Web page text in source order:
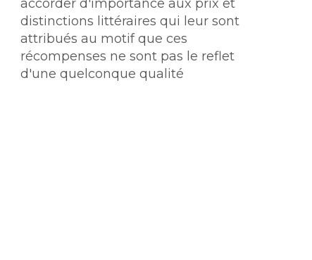
accorder d'importance aux prix et
distinctions littéraires qui leur sont
attribués au motif que ces
récompenses ne sont pas le reflet
d'une quelconque qualité